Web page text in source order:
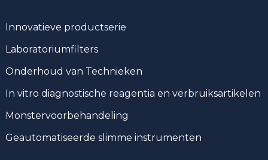
Innovatieve productserie
Laboratoriumfilters
Onderhoud van Technieken
In vitro diagnostische reagentia en verbruiksartikelen
Monstervoorbehandeling
Geautomatiseerde slimme instrumenten